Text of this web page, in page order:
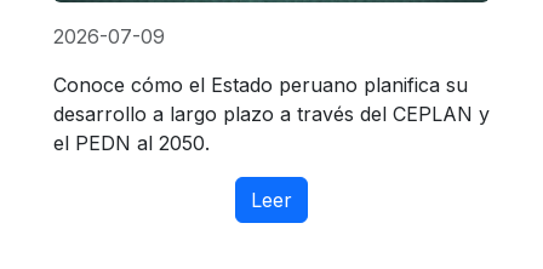
2026-07-09
Conoce cómo el Estado peruano planifica su
desarrollo a largo plazo a través del CEPLAN y
el PEDN al 2050.
Leer